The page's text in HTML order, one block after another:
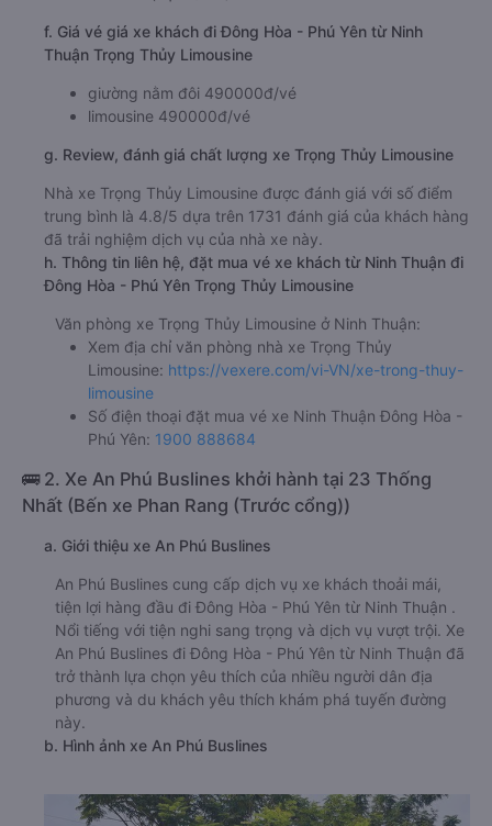
f. Giá vé giá xe khách đi Đông Hòa - Phú Yên từ Ninh
Thuận Trọng Thủy Limousine
giường nằm đôi 490000đ/vé
limousine 490000đ/vé
g. Review, đánh giá chất lượng xe Trọng Thủy Limousine
Nhà xe Trọng Thủy Limousine được đánh giá với số điểm
trung bình là 4.8/5 dựa trên 1731 đánh giá của khách hàng
đã trải nghiệm dịch vụ của nhà xe này.
h. Thông tin liên hệ, đặt mua vé xe khách từ Ninh Thuận đi
Đông Hòa - Phú Yên Trọng Thủy Limousine
Văn phòng xe Trọng Thủy Limousine ở Ninh Thuận:
Xem địa chỉ văn phòng nhà xe Trọng Thủy
Limousine: https://vexere.com/vi-VN/xe-trong-thuy-
limousine
Số điện thoại đặt mua vé xe Ninh Thuận Đông Hòa -
Phú Yên: 1900 888684
🚌 2. Xe An Phú Buslines khởi hành tại 23 Thống
Nhất (Bến xe Phan Rang (Trước cổng))
a. Giới thiệu xe An Phú Buslines
An Phú Buslines cung cấp dịch vụ xe khách thoải mái,
tiện lợi hàng đầu đi Đông Hòa - Phú Yên từ Ninh Thuận .
Nổi tiếng với tiện nghi sang trọng và dịch vụ vượt trội. Xe
An Phú Buslines đi Đông Hòa - Phú Yên từ Ninh Thuận đã
trở thành lựa chọn yêu thích của nhiều người dân địa
phương và du khách yêu thích khám phá tuyến đường
này.
b. Hình ảnh xe An Phú Buslines